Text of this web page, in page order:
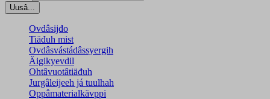
Uusâ...
Ovdâsijđo
Tiäđuh mist
Ovdâsvástádâssyergih
Äigikyevdil
Ohtâvuotâtiäđuh
Jurgâleijeeh já tuulhah
Oppâmaterialkävppi